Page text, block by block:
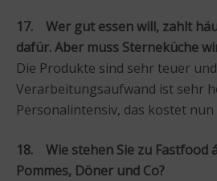
17. Wer gut essen will, zahlt
dafür. Aber muss Sterneküche
Die Produkte sind sehr teuer
Verarbeitungsaufwand ist sehr
Personalintensiv, das kostet nun
18. Wie stehen Sie zu Fastfood
Pommes, Döner und Co?